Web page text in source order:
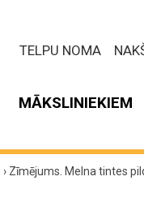
TELPU NOMA
MĀKSLINIEKIEM
› Zīmējums. Melna tintes